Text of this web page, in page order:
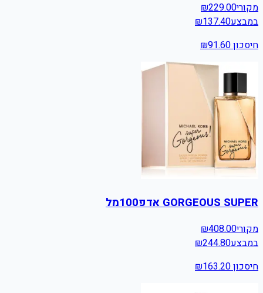
מקורי ₪229.00
במבצע
₪137.40
חיסכון ₪91.60
GORGEOUS SUPER אדפ100מל
מקורי ₪408.00
במבצע
₪244.80
חיסכון ₪163.20